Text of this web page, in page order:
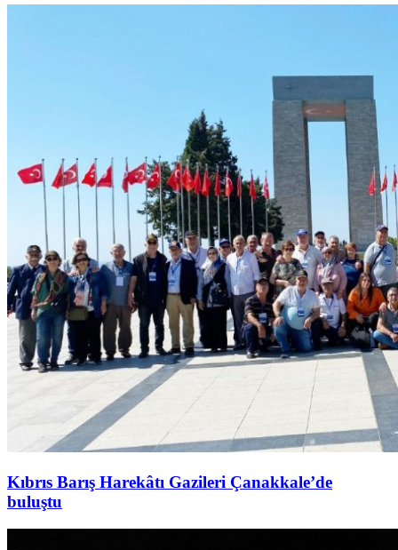
Kıbrıs Barış Harekâtı Gazileri Çanakkale’de
buluştu